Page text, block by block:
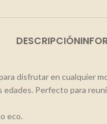
DESCRIPCIÓN
disfrutar en cualquier
Perfecto para
eco.